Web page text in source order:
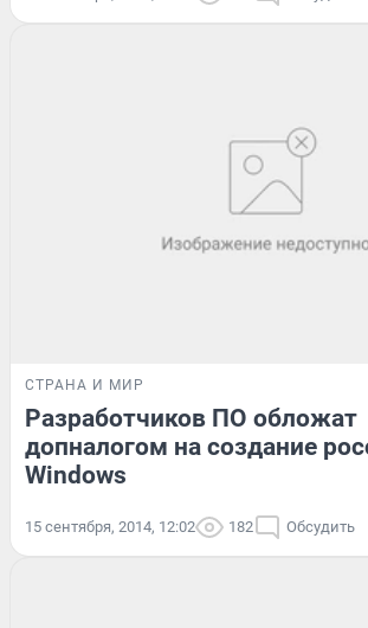
СТРАНА И МИР
Разработчиков ПО обложат
допналогом на создание
Windows
15 сентября, 2014, 12:02 182 Обсудить